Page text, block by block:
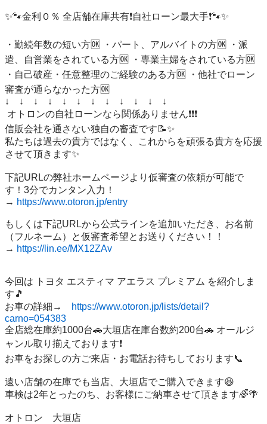
✨🐾金利０％ 全店舗在庫共有❗️自社ローン最大手❗️🐾✨
・勤続年数の短い方🆗 ・パート、アルバイトの方🆗 ・派
遣、自営業をされている方🆗 ・専業主婦をされている方🆗
・自己破産・任意整理のご経験のある方🆗 ・他社でローン
審査が通らなかった方🆗
↓　↓　↓　↓　↓　↓　↓　↓　↓　↓　↓　↓
信販会社を通さない独自の審査です📝✨
私たちは過去の貴方ではなく、これからを頑張る貴方を応援
させて頂きます✨
下記URLの弊社ホームページより仮審査の依頼が可能で
す！3分でカンタン入力！
→ https://www.otoron.jp/entry
もしくは下記URLから公式ラインを追加いただき、お名前
（フルネーム）と仮審査希望とお送りください！！
→ https://lin.ee/MX12ZAv
今回は トヨタ エスティマ アエラス プレミアム を紹介しま
す🎵
お車の詳細→
https://www.otoron.jp/lists/detail?
carno=054383
全店総在庫約1000台🚗大垣店在庫台数約200台🚗 オールジ
ャンル取り揃えております❗️
お車をお探しの方ご来店・お電話お待ちしております📞
遠い店舗の在庫でも当店、大垣店でご購入できます😆
車検は2年とったのち、お客様にご納車させて頂きます🌈🌴
オトロン　大垣店